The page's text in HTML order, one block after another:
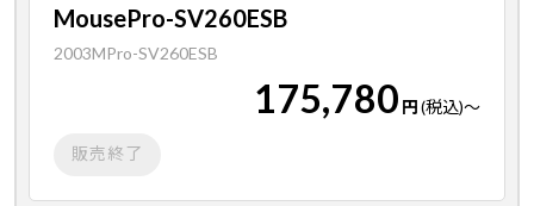
MousePro-SV260ESB
2003MPro-SV260ESB
175,780 円(税込)～
販売終了